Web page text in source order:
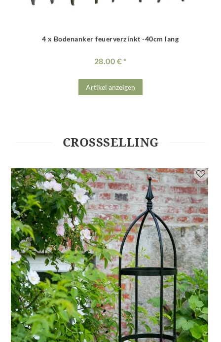
4 x Bodenanker feuerverzinkt -40cm lang
28.00 €
Artikel anzeigen
CROSSSELLING